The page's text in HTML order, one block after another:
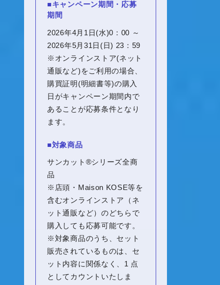
■キャンペーン期間・応募
期間
2026年4月1日(水)0：00 ～
2026年5月31日(日) 23：59
※オンラインストア(ネット
通販など)をご利用の場合、
購買証明(明細書等)の購入
日がキャンペーン期間内で
あることが応募条件となり
ます。
■対象商品
サンカット®シリーズ全商
品
※店頭・Maison KOSE等を
含むオンラインストア（ネ
ット通販など）のどちらで
購入しても応募可能です。
※対象商品のうち、セット
販売されているものは、セ
ット内容に関係なく、1 点
としてカウントいたしま